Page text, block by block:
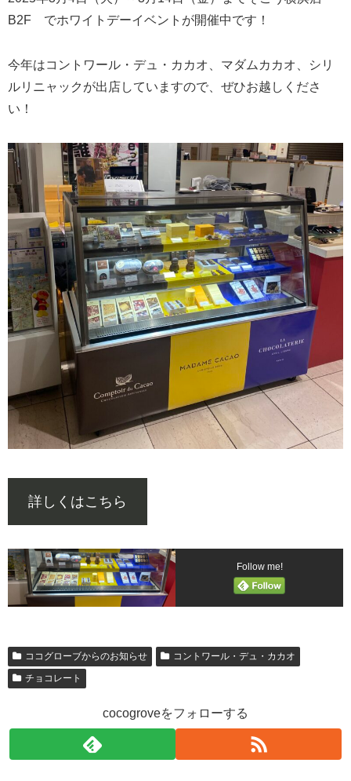
B2F でホワイトデーイベントが開催中です！
今年はコントワール・デュ・カカオ、マダムカカオ、シリ
ルリニャックが出店していますので、ぜひお越しくださ
い！
詳しくはこちら
Follow me!
ココグローブからのお知らせ
コントワール・デュ・カカオ
チョコレート
cocogroveをフォローする